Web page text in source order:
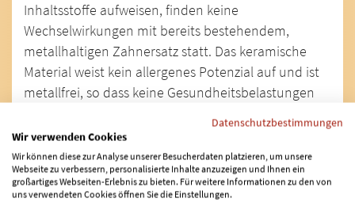
Inhaltsstoffe aufweisen, finden keine
Wechselwirkungen mit bereits bestehendem,
metallhaltigen Zahnersatz statt. Das keramische
Material weist kein allergenes Potenzial auf und ist
metallfrei, so dass keine Gesundheitsbelastungen
Zahnimplantaten kann eine langfristige
Gesunderhaltung des gesamten Organismus
sichergestellt werden. Zudem ist die Keramik
gegenüber Temperaturschwankungen
Datenschutzbestimmungen
Wir verwenden Cookies
Wir können diese zur Analyse unserer Besucherdaten platzieren, um unsere
Webseite zu verbessern, personalisierte Inhalte anzuzeigen und Ihnen ein
großartiges Webseiten-Erlebnis zu bieten. Für weitere Informationen zu den von
uns verwendeten Cookies öffnen Sie die Einstellungen.